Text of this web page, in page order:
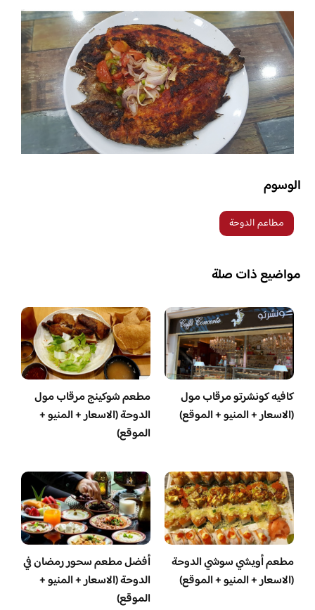
الوسوم
مطاعم الدوحة
مواضيع ذات صلة
كافيه كونشرتو مرقاب مول
(الاسعار + المنيو + الموقع)
مطعم شوكينج مرقاب مول
الدوحة (الاسعار + المنيو +
الموقع)
مطعم أويشي سوشي الدوحة
(الاسعار + المنيو + الموقع)
أفضل مطعم سحور رمضان في
الدوحة (الاسعار + المنيو +
الموقع)